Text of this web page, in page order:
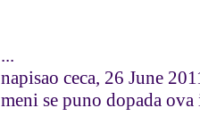
...
napisao ceca, 26 June
meni se puno dopada